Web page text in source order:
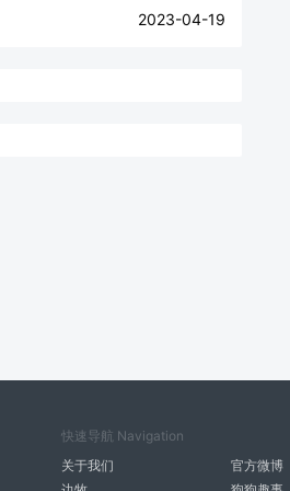
2023-04-19
快速导航 Navigation
关于我们
官方微博